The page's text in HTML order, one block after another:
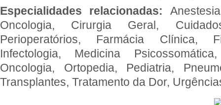
Especialidades relacionadas:
Oncologia, Cirurgia Geral,
Perioperatórios, Farmácia Clínica,
Infectologia, Medicina
Oncologia, Ortopedia, Pediatria,
Transplantes, Tratamento da Dor,